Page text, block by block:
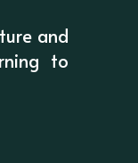
and
to